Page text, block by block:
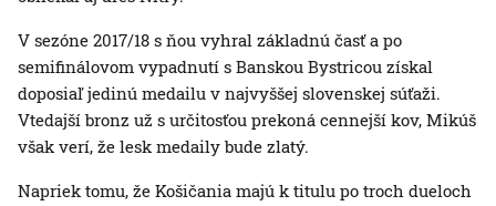
V sezóne 2017/18 s ňou vyhral základnú časť a po
semifinálovom vypadnutí s Banskou Bystricou získal
doposiaľ jedinú medailu v najvyššej slovenskej súťaži.
Vtedajší bronz už s určitosťou prekoná cennejší kov, Mikúš
však verí, že lesk medaily bude zlatý.
Napriek tomu, že Košičania majú k titulu po troch dueloch